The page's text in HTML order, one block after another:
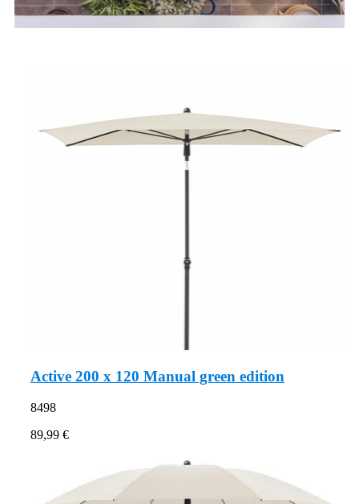
Active 200 x 120 Manual green edition
8498
89,99 €